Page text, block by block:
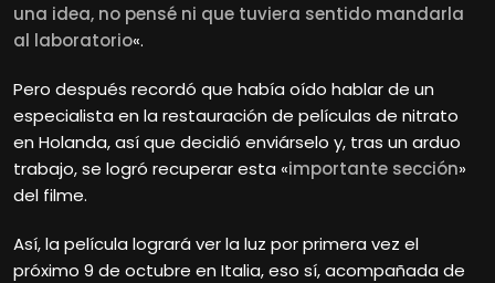
una idea, no pensé ni que tuviera sentido mandarla
al laboratorio«.
Pero después recordó que había oído hablar de un
especialista en la restauración de películas de nitrato
en Holanda, así que decidió enviárselo y, tras un arduo
trabajo, se logró recuperar esta «importante sección»
del filme.
Así, la película logrará ver la luz por primera vez el
próximo 9 de octubre en Italia, eso sí, acompañada de